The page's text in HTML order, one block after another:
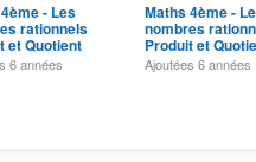
- Les
rationnels
et Quotient
3
6 années
Maths 4ème -
nombres
Produit et
Exercice 2
Ajoutées6 années